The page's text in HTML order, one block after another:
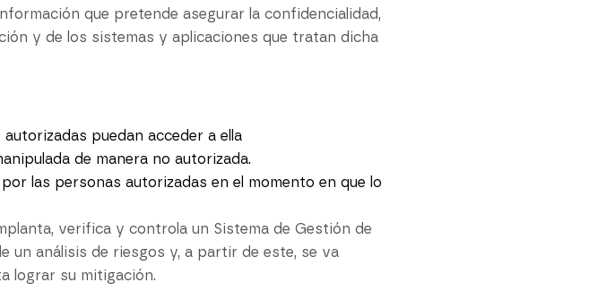
que pretende asegurar la confidencialidad,
y de los sistemas y aplicaciones que tratan dicha
puedan acceder a ella
de manera no autorizada.
las personas autorizadas en el momento en que lo
verifica y controla un Sistema de Gestión de
un análisis de riesgos y, a partir de este, se va
lograr su mitigación.